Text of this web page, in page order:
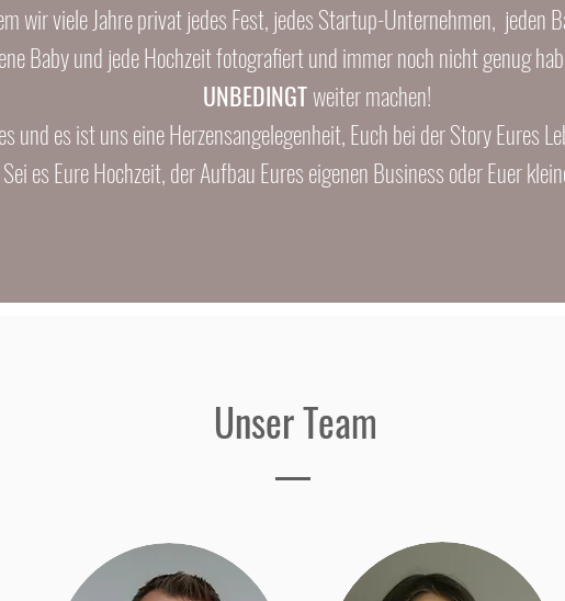
wir viele Jahre privat jedes Fest, jedes Startup-Unternehmen, jeden
Baby und jede Hochzeit fotografiert und immer noch nicht genug
UNBEDINGTweiter machen!
und es ist uns eine Herzensangelegenheit, Euch bei der Story Eures
es Eure Hochzeit, der Aufbau Eures eigenen Business oder Euer
Unser Team